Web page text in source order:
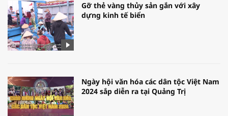
Gỡ thẻ vàng thủy sản gắn với xây
dựng kinh tế biển
Ngày hội văn hóa các dân tộc Việt Nam
2024 sắp diễn ra tại Quảng Trị